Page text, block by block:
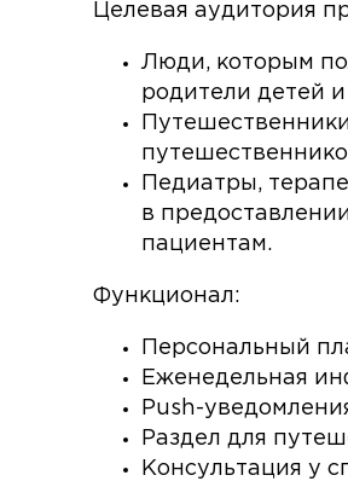
Целевая аудитория
Люди, которым
родители детей
Педиатры,
в
пациентам.
Функционал:
Персональный
Еженедельная
Push-
Раздел для
Консультация у